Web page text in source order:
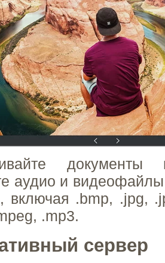
документы
аудио и
включая .bmp, .jpg,
.mp3.
сервер